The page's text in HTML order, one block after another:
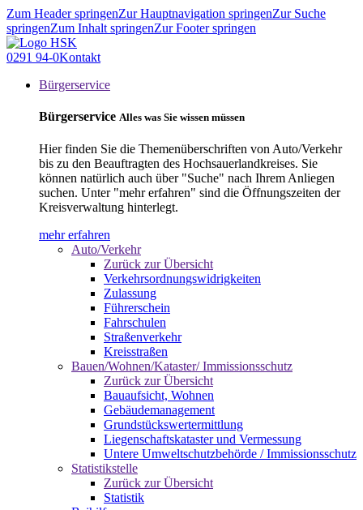
Zum Header springenZur Hauptnavigation springenZur Suche
springenZum Inhalt springenZur Footer springen
0291 94-0Kontakt
Bürgerservice
Bürgerservice Alles was Sie wissen müssen
Hier finden Sie die Themenüberschriften von Auto/Verkehr
bis zu den Beauftragten des Hochsauerlandkreises. Sie
können natürlich auch über "Suche" nach Ihrem Anliegen
suchen. Unter "mehr erfahren" sind die Öffnungszeiten der
Kreisverwaltung hinterlegt.
mehr erfahren
Auto/Verkehr
Zurück zur Übersicht
Verkehrsordnungswidrigkeiten
Zulassung
Führerschein
Fahrschulen
Straßenverkehr
Kreisstraßen
Bauen/Wohnen/Kataster/ Immissionsschutz
Zurück zur Übersicht
Bauaufsicht, Wohnen
Gebäudemanagement
Grundstückswertermittlung
Liegenschaftskataster und Vermessung
Untere Umweltschutzbehörde / Immissionsschutz
Statistikstelle
Zurück zur Übersicht
Statistik